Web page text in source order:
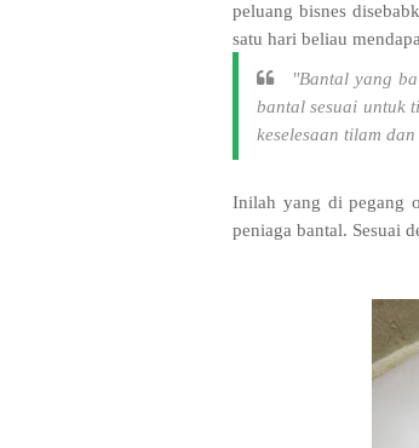
peluang bisnes
satu hari beliau
"Bantal yang
bantal sesuai untuk
keselesaan tilam
Inilah yang di pegang
peniaga bantal. Sesuai